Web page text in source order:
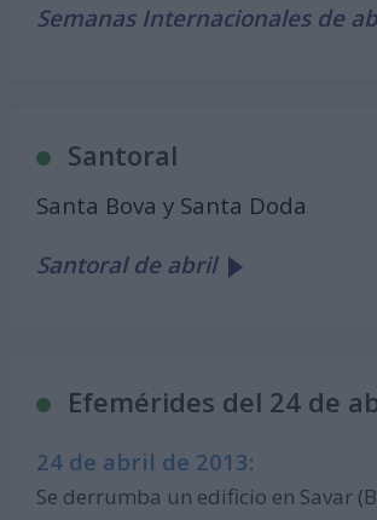
Semanas Internacionales de
Santoral
Santa Bova y Santa Doda
Santoral de abril
Efemérides del 24 de
24 de abril de 2013:
Se derrumba un edificio en Savar